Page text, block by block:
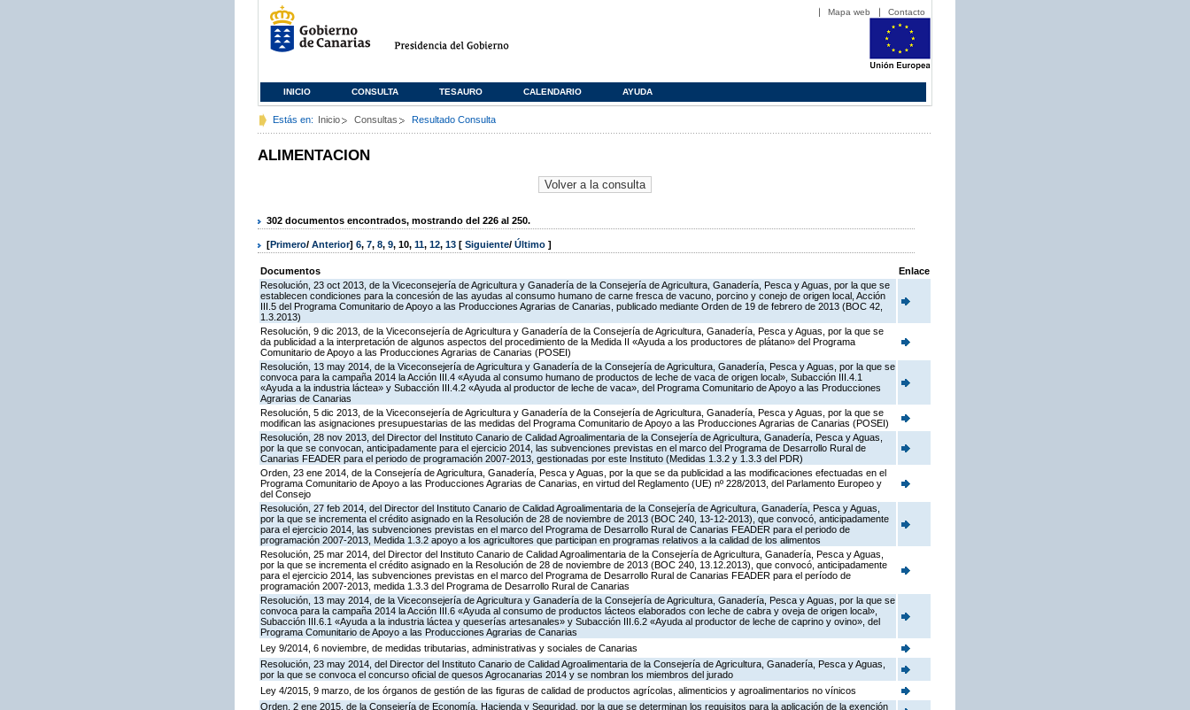
Mapa web Contacto
INICIO CONSULTA TESAURO CALENDARIO AYUDA
Estás en: Inicio Consultas Resultado Consulta
ALIMENTACION
302 documentos encontrados, mostrando del 226 al 250.
[Primero/ Anterior] 6, 7, 8, 9, 10, 11, 12, 13 [ Siguiente/ Último ]
Documentos
Enlace
Resolución, 23 oct 2013, de la Viceconsejería de Agricultura y Ganadería de la Consejería de Agricultura, Ganadería, Pesca y Aguas, por la que se
establecen condiciones para la concesión de las ayudas al consumo humano de carne fresca de vacuno, porcino y conejo de origen local, Acción
III.5 del Programa Comunitario de Apoyo a las Producciones Agrarias de Canarias, publicado mediante Orden de 19 de febrero de 2013 (BOC 42,
1.3.2013)
Resolución, 9 dic 2013, de la Viceconsejería de Agricultura y Ganadería de la Consejería de Agricultura, Ganadería, Pesca y Aguas, por la que se
da publicidad a la interpretación de algunos aspectos del procedimiento de la Medida II «Ayuda a los productores de plátano» del Programa
Comunitario de Apoyo a las Producciones Agrarias de Canarias (POSEI)
Resolución, 13 may 2014, de la Viceconsejería de Agricultura y Ganadería de la Consejería de Agricultura, Ganadería, Pesca y Aguas, por la que se
convoca para la campaña 2014 la Acción III.4 «Ayuda al consumo humano de productos de leche de vaca de origen local», Subacción III.4.1
«Ayuda a la industria láctea» y Subacción III.4.2 «Ayuda al productor de leche de vaca», del Programa Comunitario de Apoyo a las Producciones
Agrarias de Canarias
Resolución, 5 dic 2013, de la Viceconsejería de Agricultura y Ganadería de la Consejería de Agricultura, Ganadería, Pesca y Aguas, por la que se
modifican las asignaciones presupuestarias de las medidas del Programa Comunitario de Apoyo a las Producciones Agrarias de Canarias (POSEI)
Resolución, 28 nov 2013, del Director del Instituto Canario de Calidad Agroalimentaria de la Consejería de Agricultura, Ganadería, Pesca y Aguas,
por la que se convocan, anticipadamente para el ejercicio 2014, las subvenciones previstas en el marco del Programa de Desarrollo Rural de
Canarias FEADER para el periodo de programación 2007-2013, gestionadas por este Instituto (Medidas 1.3.2 y 1.3.3 del PDR)
Orden, 23 ene 2014, de la Consejería de Agricultura, Ganadería, Pesca y Aguas, por la que se da publicidad a las modificaciones efectuadas en el
Programa Comunitario de Apoyo a las Producciones Agrarias de Canarias, en virtud del Reglamento (UE) nº 228/2013, del Parlamento Europeo y
del Consejo
Resolución, 27 feb 2014, del Director del Instituto Canario de Calidad Agroalimentaria de la Consejería de Agricultura, Ganadería, Pesca y Aguas,
por la que se incrementa el crédito asignado en la Resolución de 28 de noviembre de 2013 (BOC 240, 13-12-2013), que convocó, anticipadamente
para el ejercicio 2014, las subvenciones previstas en el marco del Programa de Desarrollo Rural de Canarias FEADER para el periodo de
programación 2007-2013, Medida 1.3.2 apoyo a los agricultores que participan en programas relativos a la calidad de los alimentos
Resolución, 25 mar 2014, del Director del Instituto Canario de Calidad Agroalimentaria de la Consejería de Agricultura, Ganadería, Pesca y Aguas,
por la que se incrementa el crédito asignado en la Resolución de 28 de noviembre de 2013 (BOC 240, 13.12.2013), que convocó, anticipadamente
para el ejercicio 2014, las subvenciones previstas en el marco del Programa de Desarrollo Rural de Canarias FEADER para el período de
programación 2007-2013, medida 1.3.3 del Programa de Desarrollo Rural de Canarias
Resolución, 13 may 2014, de la Viceconsejería de Agricultura y Ganadería de la Consejería de Agricultura, Ganadería, Pesca y Aguas, por la que se
convoca para la campaña 2014 la Acción III.6 «Ayuda al consumo de productos lácteos elaborados con leche de cabra y oveja de origen local»,
Subacción III.6.1 «Ayuda a la industria láctea y queserías artesanales» y Subacción III.6.2 «Ayuda al productor de leche de caprino y ovino», del
Programa Comunitario de Apoyo a las Producciones Agrarias de Canarias
Ley 9/2014, 6 noviembre, de medidas tributarias, administrativas y sociales de Canarias
Resolución, 23 may 2014, del Director del Instituto Canario de Calidad Agroalimentaria de la Consejería de Agricultura, Ganadería, Pesca y Aguas,
por la que se convoca el concurso oficial de quesos Agrocanarias 2014 y se nombran los miembros del jurado
Ley 4/2015, 9 marzo, de los órganos de gestión de las figuras de calidad de productos agrícolas, alimenticios y agroalimentarios no vínicos
Orden, 2 ene 2015, de la Consejería de Economía, Hacienda y Seguridad, por la que se determinan los requisitos para la aplicación de la exención